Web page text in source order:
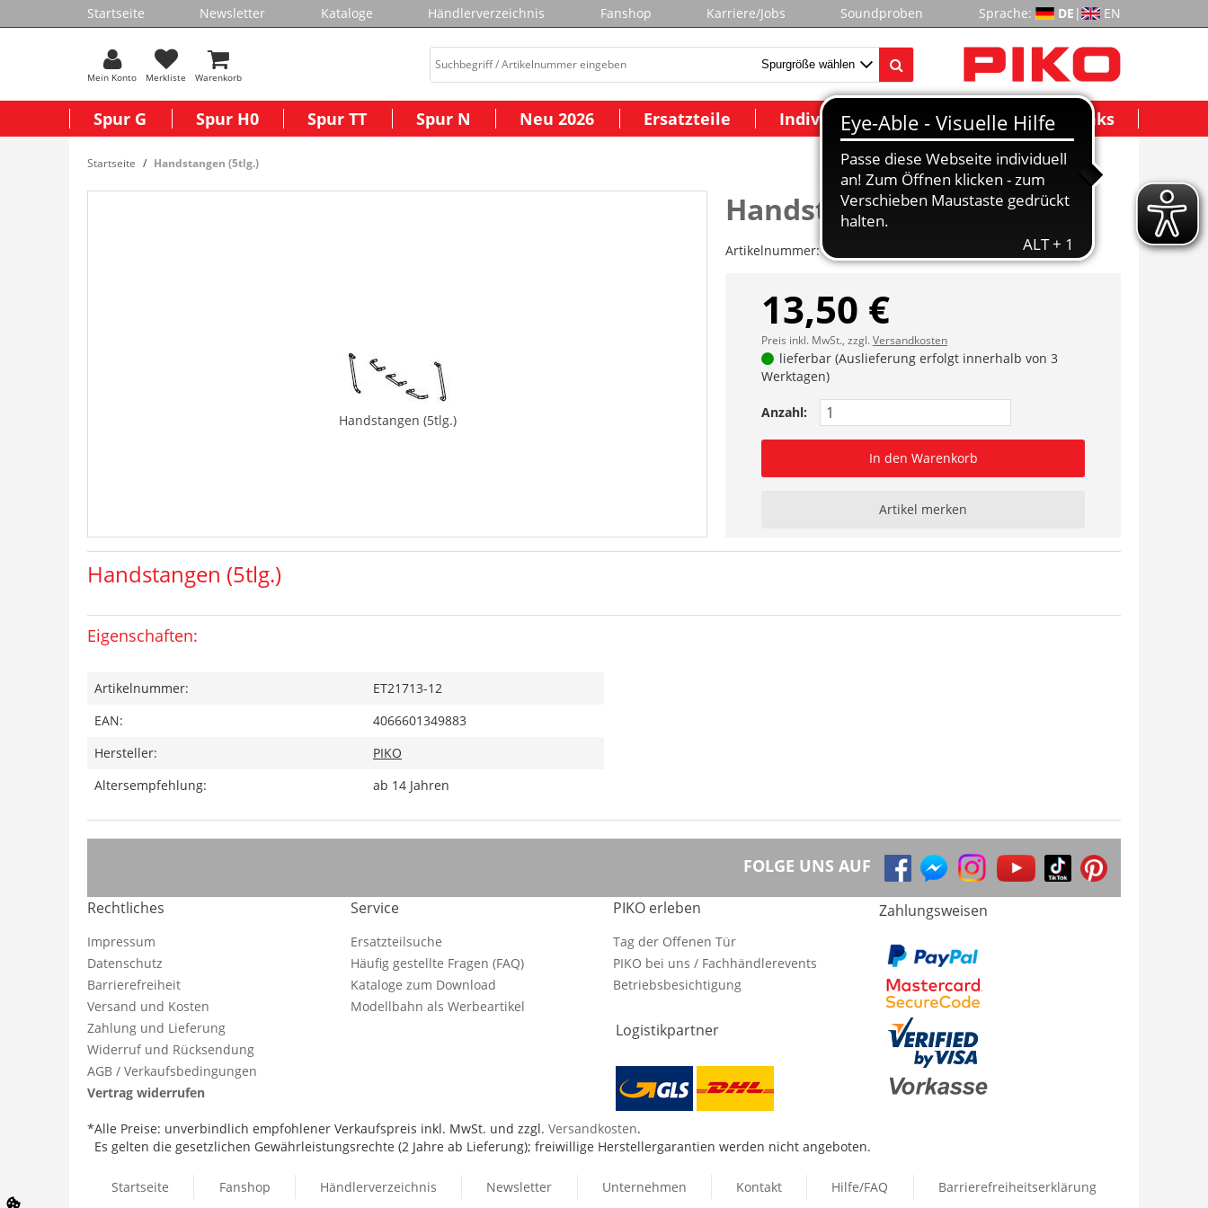
Startseite Newsletter Kataloge Händlerverzeichnis Fanshop Karriere/Jobs Soundproben Sprache: DE | EN
Mein Konto Merkliste Warenkorb
Spur G Spur H0 Spur TT Spur N Neu 2026 Ersatzteile Individuelle Modelle Wichtige Links
Startseite Handstangen (5tlg.)
Handstangen (5tlg.)
Handstangen (5tlg.)
Artikelnummer:ET21713-12
13,50 €
Preis inkl. MwSt., zzgl.Versandkosten
lieferbar (Auslieferung erfolgt innerhalb von 3
Werktagen)
Anzahl:
In den Warenkorb
Artikel merken
Handstangen (5tlg.)
Eigenschaften:
Artikelnummer:
ET21713-12
EAN:
4066601349883
Hersteller:
PIKO
Altersempfehlung:
ab 14 Jahren
FOLGE UNS AUF
Rechtliches
Impressum
Datenschutz
Barrierefreiheit
Versand und Kosten
Zahlung und Lieferung
Widerruf und Rücksendung
AGB / Verkaufsbedingungen
Vertrag widerrufen
Service
Ersatzteilsuche
Häufig gestellte Fragen (FAQ)
Kataloge zum Download
Modellbahn als Werbeartikel
PIKO erleben
Tag der Offenen Tür
PIKO bei uns / Fachhändlerevents
Betriebsbesichtigung
Logistikpartner
Zahlungsweisen
*Alle Preise: unverbindlich empfohlener Verkaufspreis inkl. MwSt. und zzgl. Versandkosten.
Es gelten die gesetzlichen Gewährleistungsrechte (2 Jahre ab Lieferung); freiwillige Herstellergarantien werden nicht angeboten.
Startseite Fanshop Händlerverzeichnis Newsletter Unternehmen Kontakt Hilfe/FAQ Barrierefreiheitserklärung